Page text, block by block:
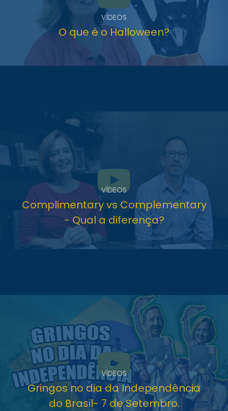
VÍDEOS
O que é o Halloween?
VÍDEOS
Complimentary vs Complementary
- Qual a diferença?
VÍDEOS
Gringos no dia da Independência
do Brasil- 7 de Setembro.